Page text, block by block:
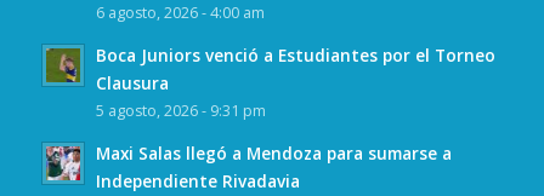
6 agosto, 2026 - 4:00 am
Boca Juniors venció a Estudiantes por el Torneo
Clausura
5 agosto, 2026 - 9:31 pm
Maxi Salas llegó a Mendoza para sumarse a
Independiente Rivadavia